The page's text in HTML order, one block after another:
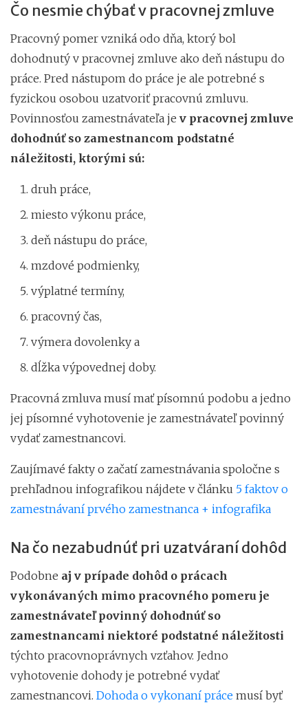
Čo nesmie chýbať v pracovnej zmluve
Pracovný pomer vzniká odo dňa, ktorý bol
dohodnutý v pracovnej zmluve ako deň nástupu do
práce. Pred nástupom do práce je ale potrebné s
fyzickou osobou uzatvoriť pracovnú zmluvu.
Povinnosťou zamestnávateľa je v pracovnej zmluve
dohodnúť so zamestnancom podstatné
náležitosti, ktorými sú:
druh práce,
miesto výkonu práce,
deň nástupu do práce,
mzdové podmienky,
výplatné termíny,
pracovný čas,
výmera dovolenky a
dĺžka výpovednej doby.
Pracovná zmluva musí mať písomnú podobu a jedno
jej písomné vyhotovenie je zamestnávateľ povinný
vydať zamestnancovi.
Zaujímavé fakty o začatí zamestnávania spoločne s
prehľadnou infografikou nájdete v článku 5 faktov o
zamestnávaní prvého zamestnanca + infografika
Na čo nezabudnúť pri uzatváraní dohôd
Podobne aj v prípade dohôd o prácach
vykonávaných mimo pracovného pomeru je
zamestnávateľ povinný dohodnúť so
zamestnancami niektoré podstatné náležitosti
týchto pracovnoprávnych vzťahov. Jedno
vyhotovenie dohody je potrebné vydať
zamestnancovi. Dohoda o vykonaní práce musí byť